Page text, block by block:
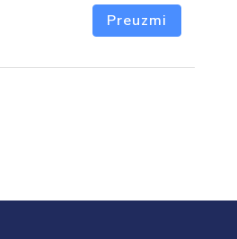
Preuzmi